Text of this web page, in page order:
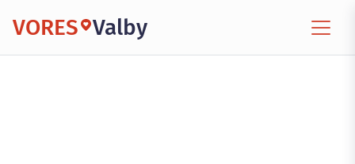
VORES Valby